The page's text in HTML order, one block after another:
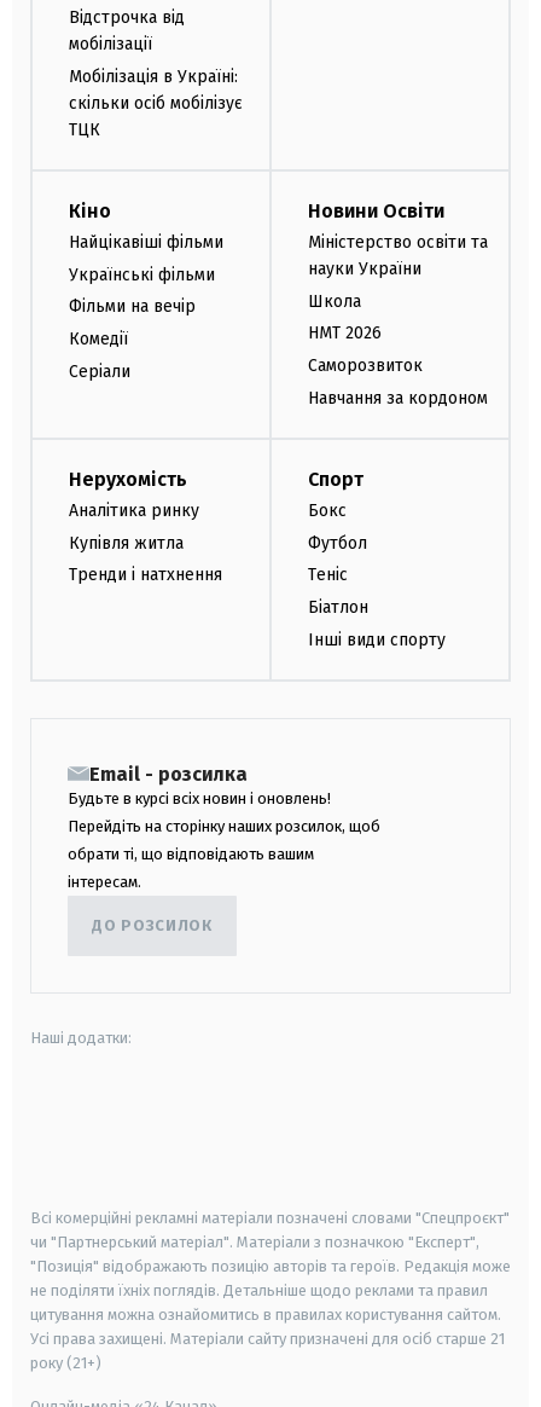
Відстрочка від
мобілізації
Мобілізація в Україні:
скільки осіб мобілізує
ТЦК
Кіно
Найцікавіші фільми
Українські фільми
Фільми на вечір
Комедії
Серіали
Новини Освіти
Міністерство освіти та
науки України
Школа
НМТ 2026
Саморозвиток
Навчання за кордоном
Нерухомість
Аналітика ринку
Купівля житла
Тренди і натхнення
Спорт
Бокс
Футбол
Теніс
Біатлон
Інші види спорту
Email - розсилка
Будьте в курсі всіх новин і оновлень!
Перейдіть на сторінку наших розсилок, щоб
обрати ті, що відповідають вашим
інтересам.
ДО РОЗСИЛОК
Наші додатки:
Всі комерційні рекламні матеріали позначені словами "Спецпроєкт"
чи "Партнерський матеріал". Матеріали з позначкою "Експерт",
"Позиція" відображають позицію авторів та героїв. Редакція може
не поділяти їхніх поглядів. Детальніше щодо реклами та правил
цитування можна ознайомитись в правилах користування сайтом.
Усі права захищені. Матеріали сайту призначені для осіб старше 21
року (21+)